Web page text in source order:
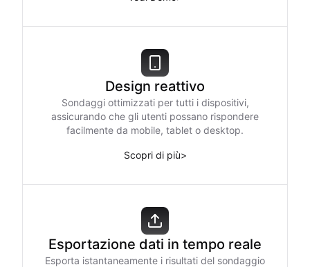
Design reattivo
Sondaggi ottimizzati per tutti i dispositivi,
assicurando che gli utenti possano rispondere
facilmente da mobile, tablet o desktop.
Scopri di più>
Esportazione dati in tempo reale
Esporta istantaneamente i risultati del sondaggio